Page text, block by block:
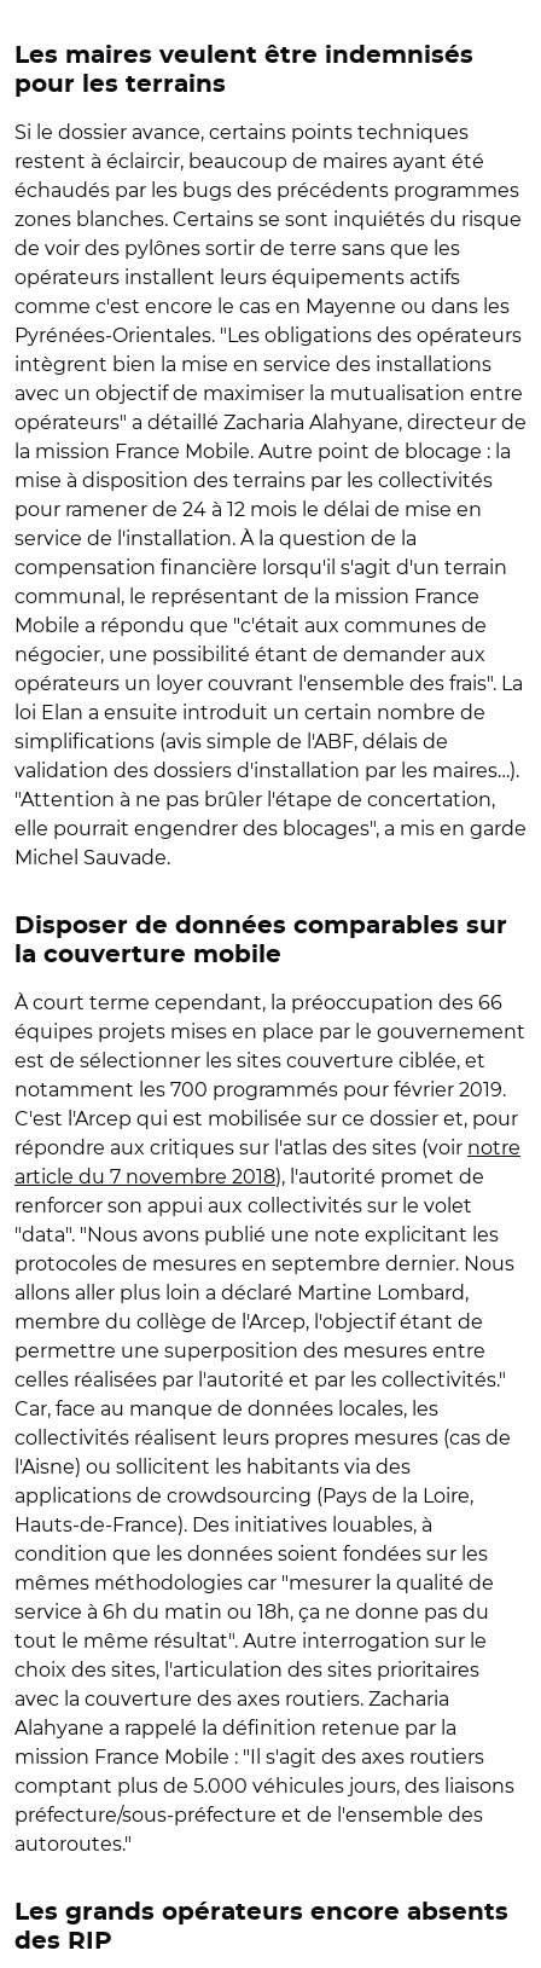
Les maires veulent être indemnisés
pour les terrains
Si le dossier avance, certains points techniques
restent à éclaircir, beaucoup de maires ayant été
échaudés par les bugs des précédents programmes
zones blanches. Certains se sont inquiétés du risque
de voir des pylônes sortir de terre sans que les
opérateurs installent leurs équipements actifs
comme c'est encore le cas en Mayenne ou dans les
Pyrénées-Orientales. "Les obligations des opérateurs
intègrent bien la mise en service des installations
avec un objectif de maximiser la mutualisation entre
opérateurs" a détaillé Zacharia Alahyane, directeur de
la mission France Mobile. Autre point de blocage : la
mise à disposition des terrains par les collectivités
pour ramener de 24 à 12 mois le délai de mise en
service de l'installation. À la question de la
compensation financière lorsqu'il s'agit d'un terrain
communal, le représentant de la mission France
Mobile a répondu que "c'était aux communes de
négocier, une possibilité étant de demander aux
opérateurs un loyer couvrant l'ensemble des frais". La
loi Elan a ensuite introduit un certain nombre de
simplifications (avis simple de l'ABF, délais de
validation des dossiers d'installation par les maires…).
"Attention à ne pas brûler l'étape de concertation,
elle pourrait engendrer des blocages", a mis en garde
Michel Sauvade.
Disposer de données comparables sur
la couverture mobile
À court terme cependant, la préoccupation des 66
équipes projets mises en place par le gouvernement
est de sélectionner les sites couverture ciblée, et
notamment les 700 programmés pour février 2019.
C'est l'Arcep qui est mobilisée sur ce dossier et, pour
répondre aux critiques sur l'atlas des sites (voir notre
article du 7 novembre 2018), l'autorité promet de
renforcer son appui aux collectivités sur le volet
"data". "Nous avons publié une note explicitant les
protocoles de mesures en septembre dernier. Nous
allons aller plus loin a déclaré Martine Lombard,
membre du collège de l'Arcep, l'objectif étant de
permettre une superposition des mesures entre
celles réalisées par l'autorité et par les collectivités."
Car, face au manque de données locales, les
collectivités réalisent leurs propres mesures (cas de
l'Aisne) ou sollicitent les habitants via des
applications de crowdsourcing (Pays de la Loire,
Hauts-de-France). Des initiatives louables, à
condition que les données soient fondées sur les
mêmes méthodologies car "mesurer la qualité de
service à 6h du matin ou 18h, ça ne donne pas du
tout le même résultat". Autre interrogation sur le
choix des sites, l'articulation des sites prioritaires
avec la couverture des axes routiers. Zacharia
Alahyane a rappelé la définition retenue par la
mission France Mobile : "Il s'agit des axes routiers
comptant plus de 5.000 véhicules jours, des liaisons
préfecture/sous-préfecture et de l'ensemble des
autoroutes."
Les grands opérateurs encore absents
des RIP